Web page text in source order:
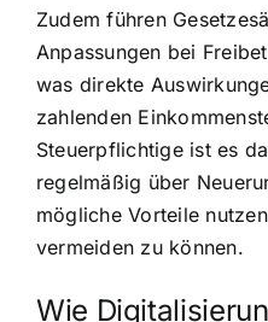
Zudem führen
Anpassungen bei
was direkte
zahlenden
Steuerpflichtige ist es
regelmäßig über
mögliche Vorteile
vermeiden zu können.
Wie